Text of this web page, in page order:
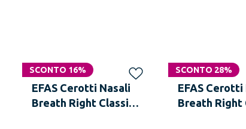
SCONTO 16%
EFAS Cerotti Nasali
Breath Right Classici
SCONTO 28%
EFAS Cerotti
Breath Right